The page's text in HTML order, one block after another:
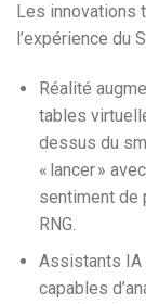
Les innovations
l’expérience du
Réalité
tables
dessus du
« lancer »
sentiment de
RNG.
Assistants IA
capables